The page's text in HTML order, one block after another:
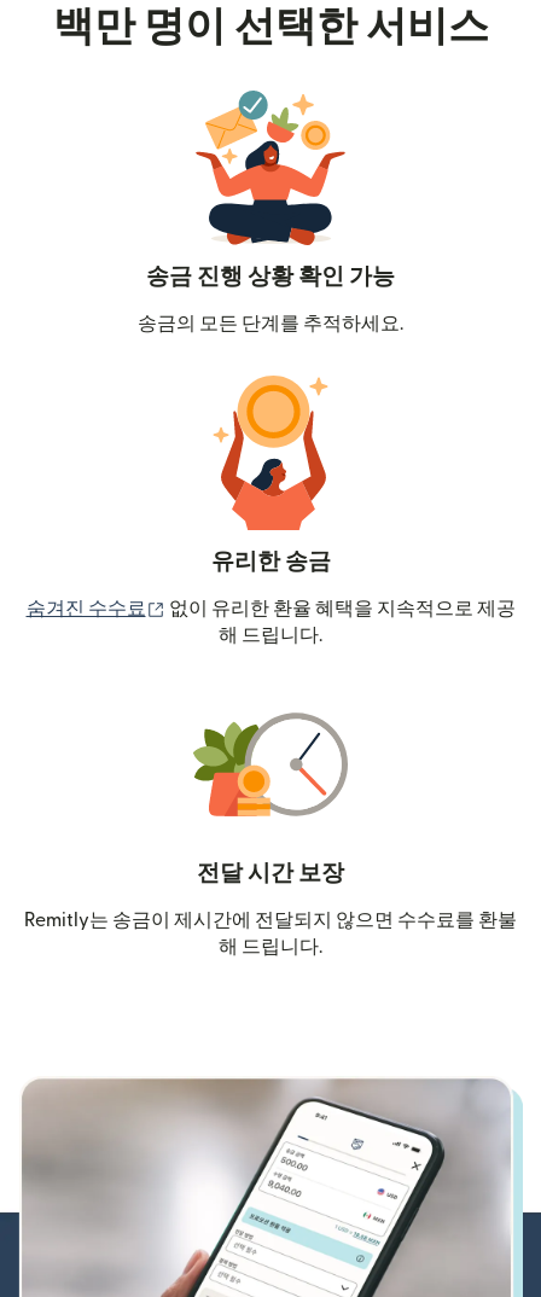
백만 명이 선택한 서비스
송금 진행 상황 확인 가능
송금의 모든 단계를 추적하세요.
유리한 송금
숨겨진 수수료 (새 창에서 열림)
없이 유리한 환율 혜택을 지속적으로 제공
해 드립니다.
전달 시간 보장
Remitly는 송금이 제시간에 전달되지 않으면 수수료를 환불
해 드립니다.